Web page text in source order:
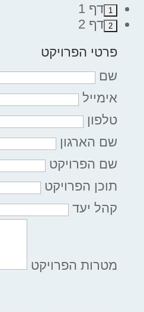
דף 1
דף 2
פרטי הפרויקט
שם
אימייל
טלפון
שם הארגון
שם הפרויקט
תוכן הפרויקט
קהל יעד
מטרות הפרויקט